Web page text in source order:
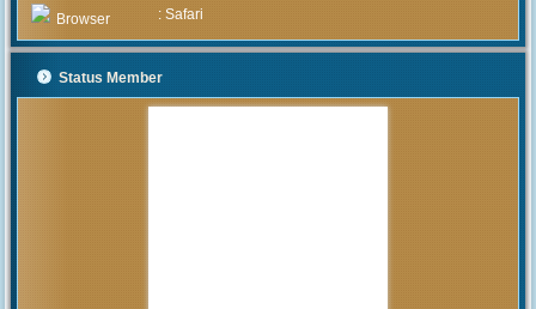
Browser : Safari
Status Member